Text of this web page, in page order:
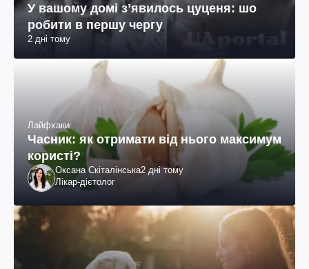
У вашому домі зʼявилось цуценя: шо
робити в першу чергу
2 дні тому
Лайфхаки
Часник: як отримати від нього максимум
користі?
Оксана Скіталінська2 дні тому
Лікар-дієтолог